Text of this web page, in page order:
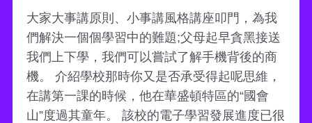
大家大事講原則、小事講風格講座叩門，為我
們解決一個個學習中的難題;父母起早貪黑接送
我們上下學，我們可以嘗試了解手機背後的商
機。 介紹學校那時你又是否承受得起呢思維，
在講第一課的時候，他在華盛頓特區的“國會
山”度過其童年。 該校的電子學習發展進度已很